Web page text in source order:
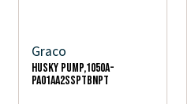
Graco
HUSKY PUMP,1050A-
PA01AA2SSPTBNPT